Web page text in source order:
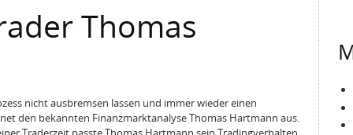
Thomas
nicht ausbremsen lassen und immer wieder einen
den bekannten Finanzmarktanalyse Thomas Hartmann aus.